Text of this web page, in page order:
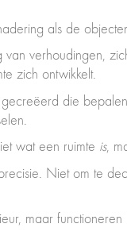
als de
verhoudingen,
zich ontwikkelt.
die
wat een ruimte is,
Niet om te
maar